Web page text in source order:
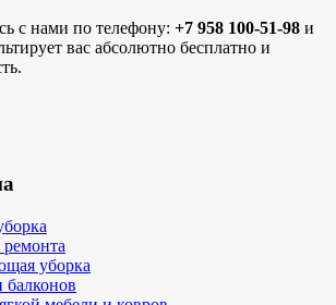
с нами по телефону: +7 958 100-51-98 и
вас абсолютно бесплатно и
уборка